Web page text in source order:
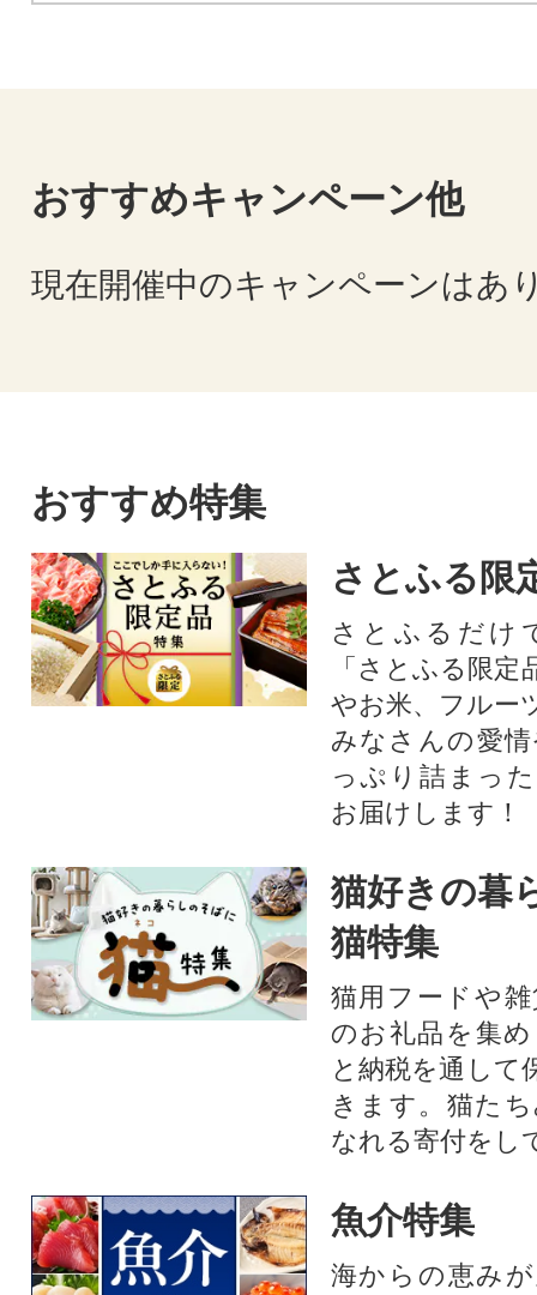
おすすめキャンペーン他
現在開催中のキャンペーンはあ
おすすめ特集
さとふる限
さとふるだけ
「さとふる限
やお米、フルー
みなさんの愛
っぷり詰まっ
お届けします！
猫好きの暮
猫特集
猫用フードや
のお礼品を集
と納税を通して
きます。猫た
なれる寄付をし
魚介特集
海からの恵み